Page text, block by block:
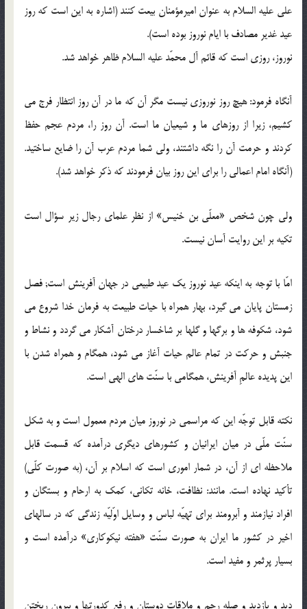
علی علیه السلام به عنوان امیرمؤمنان بیعت کنند (اشاره به این است که روز
عید غدیر مصادف با ایام نوروز بوده است).
نوروز، روزی است که قائم آل محمّد علیه السلام ظاهر خواهد شد.
آنگاه فرمود: هیچ روز نوروزی نیست مگر آن که ما در آن روز انتظار فرج می
کشیم، زیرا از روزهای ما و شیعیان ما است. آن روز را، مردم عجم حفظ
کردند و حرمت آن را نگه داشتند، ولی شما مردم عرب آن را ضایع ساختید.
(آنگاه امام اعمالی را برای این روز بیان فرمودند که ذکر خواهد شد).
ولی چون شخص «معلّی بن خنیس» از نظر علمای رجال زیر سؤال است
تکیه بر این روایت آسان نیست.
امّا با توجه به اینکه عید نوروز یک عید طبیعی در جهان آفرینش است; فصل
زمستان پایان می گیرد، بهار همراه با حیات طبیعت به فرمان خدا شروع می
شود، شکوفه ها و برگها و گلها بر شاخسار درختان آشکار می گردد و نشاط و
جنبش و حرکت در تمام عالم حیات آغاز می شود، همگام و همراه شدن با
این پدیده عالمِ آفرینش، همگامی با سنّت های الهی است.
نکته قابل توجّه این که مراسمی در نوروز میان مردم معمول است و به شکل
سنّت ملّی در میان ایرانیان و کشورهای دیگری درآمده که قسمت قابل
ملاحظه ای از آن، در شمار اموری است که اسلام بر آن، (به صورت کلّی)
تأکید نهاده است. مانند: نظافت، خانه تکانی، کمک به ارحام و بستگان و
افراد نیازمند و آبرومند برای تهیّه لباس و وسایل اوّلیّه زندگی که در سالهای
اخیر در کشور ما ایران به صورت سنّت «هفته نیکوکاری» درآمده است و
بسیار پرثمر و مفید است.
دید و بازدید و صله رحم و ملاقات دوستان و رفع کدورتها و بیرون ریختن